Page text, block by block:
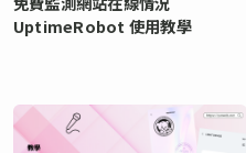
UptimeRobot 使用教學